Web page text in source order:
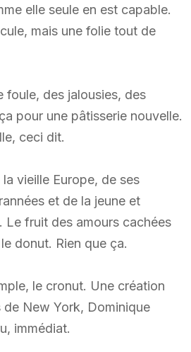
elle seule en est capable.
mais une folie tout de
foule, des jalousies, des
pour une pâtisserie nouvelle.
ceci dit.
vieille Europe, de ses
et de la jeune et
Le fruit des amours cachées
donut. Rien que ça.
le cronut. Une création
New York, Dominique
immédiat.